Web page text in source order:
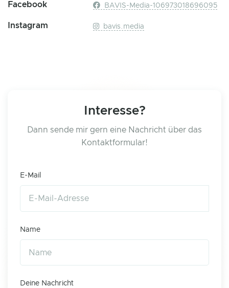
Facebook BAVIS-Media-106973018696095
Instagram bavis.media
Interesse?
Dann sende mir gern eine Nachricht über das
Kontaktformular!
E-Mail
Name
Deine Nachricht